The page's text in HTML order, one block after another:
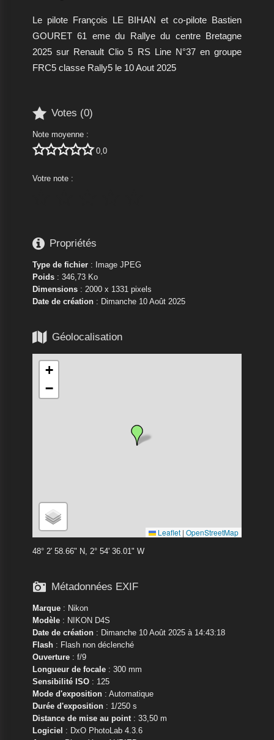
Le pilote François LE BIHAN et co-pilote Bastien
GOURET 61 eme du Rallye du centre Bretagne
2025 sur Renault Clio 5 RS Line N°37 en groupe
FRC5 classe Rally5 le 10 Aout 2025
 Votes (0)
Note moyenne :
 0,0
Votre note :
 Propriétés
Type de fichier: Image JPEG
Poids: 346,73 Ko
Dimensions: 2000 x 1331 pixels
Date de création: Dimanche 10 Août 2025
 Géolocalisation
+
−
Leaflet | OpenStreetMap
48° 2' 58.66" N, 2° 54' 36.01" W
 Métadonnées EXIF
Marque: Nikon
Modèle: NIKON D4S
Date de création: Dimanche 10 Août 2025 à 14:43:18
Flash: Flash non déclenché
Ouverture: f/9
Longueur de focale: 300 mm
Sensibilité ISO: 125
Mode d'exposition: Automatique
Durée d'exposition: 1/250 s
Distance de mise au point: 33,50 m
Logiciel : DxO PhotoLab 4.3.6